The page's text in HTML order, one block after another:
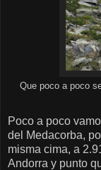
Que poco a poco
Poco a poco
del Medacorba,
misma cima, a
Andorra y punto